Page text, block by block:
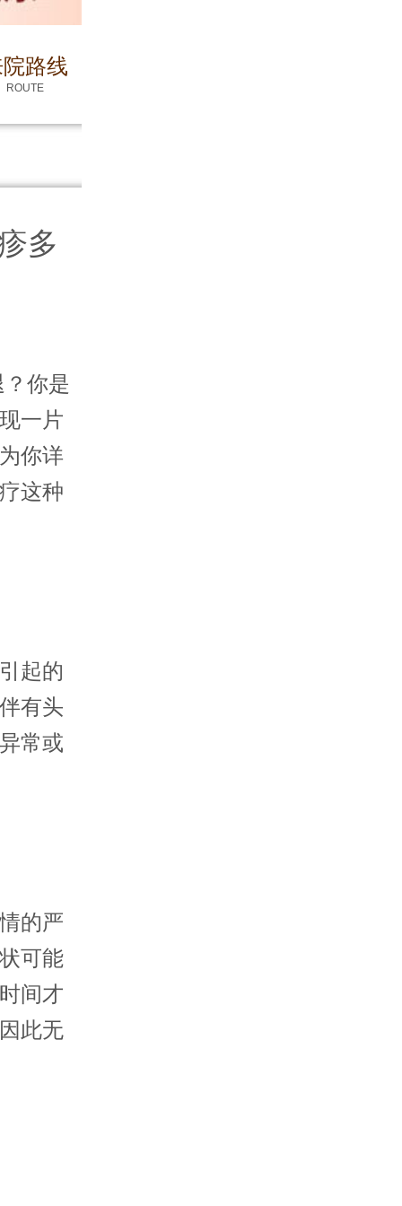
路线
ROUTE
多
你是
一片
你详
这种
起的
有头
常或
的严
可能
间才
此无